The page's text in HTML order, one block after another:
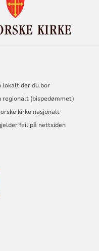
NORSKE
KIRKE
lokalt der du bor
regionalt (bispedømmet)
kirke nasjonalt
feil på nettsiden